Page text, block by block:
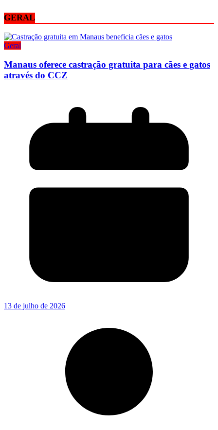
GERAL
Geral
Manaus oferece castração gratuita para cães e gatos
através do CCZ
13 de julho de 2026